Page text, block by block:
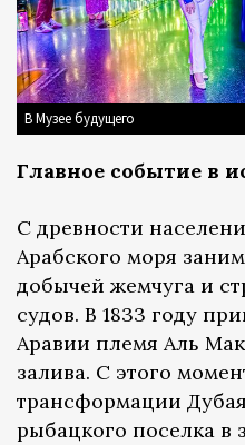
В Музее будущего
Главное событие в
С древности
Арабского моря
добычей жемчуга и
судов. В 1833 году
Аравии племя Аль
залива. С этого
трансформации
рыбацкого поселка в